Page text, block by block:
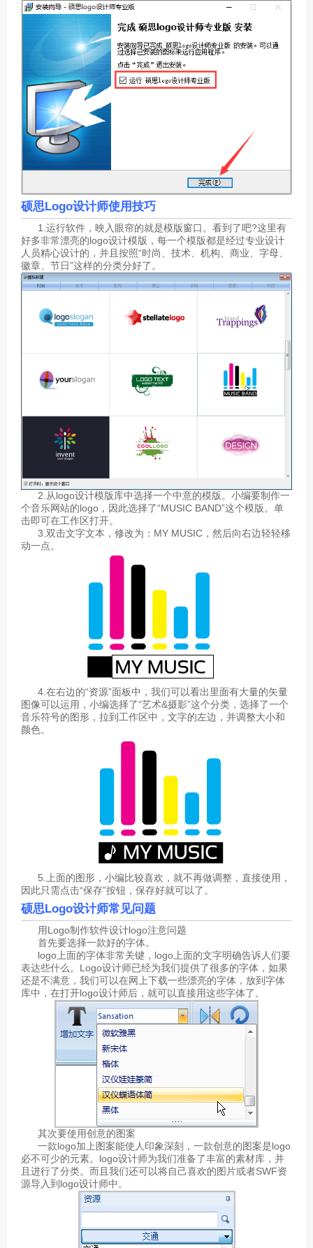
硕思Logo设计师使用技巧
1.运行软件，映入眼帘的就是模版窗口。看到了吧?这里有
好多非常漂亮的logo设计模版，每一个模版都是经过专业设计
人员精心设计的，并且按照“时尚、技术、机构、商业、字母、
徽章、节日”这样的分类分好了。
2.从logo设计模版库中选择一个中意的模版。小编要制作一
个音乐网站的logo，因此选择了“MUSIC BAND”这个模版。单
击即可在工作区打开。
3.双击文字文本，修改为：MY MUSIC，然后向右边轻轻移
动一点。
4.在右边的“资源”面板中，我们可以看出里面有大量的矢量
图像可以运用，小编选择了“艺术&摄影”这个分类，选择了一个
音乐符号的图形，拉到工作区中，文字的左边，并调整大小和
颜色。
5.上面的图形，小编比较喜欢，就不再做调整，直接使用，
因此只需点击“保存”按钮，保存好就可以了。
硕思Logo设计师常见问题
用Logo制作软件设计logo注意问题
首先要选择一款好的字体。
logo上面的字体非常关键，logo上面的文字明确告诉人们要
表达些什么。Logo设计师已经为我们提供了很多的字体，如果
还是不满意，我们可以在网上下载一些漂亮的字体，放到字体
库中，在打开logo设计师后，就可以直接用这些字体了。
其次要使用创意的图案
一款logo加上图案能使人印象深刻，一款创意的图案是logo
必不可少的元素。logo设计师为我们准备了丰富的素材库，并
且进行了分类。而且我们还可以将自己喜欢的图片或者SWF资
源导入到logo设计师中。